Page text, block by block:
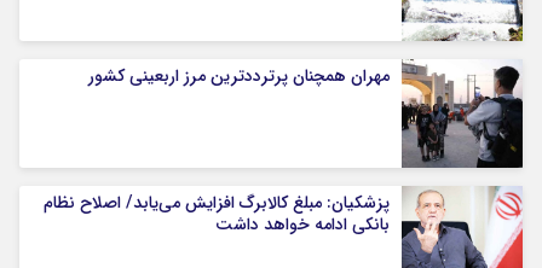
مهران همچنان پرترددترین مرز اربعینی کشور
پزشکیان: مبلغ کالابرگ افزایش می‌یابد/ اصلاح نظام
بانکی ادامه خواهد داشت